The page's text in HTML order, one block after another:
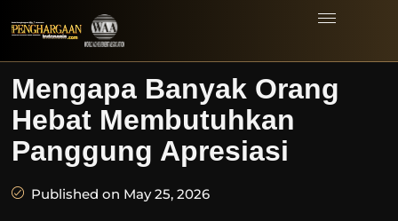
Mengapa Banyak Orang
Hebat Membutuhkan
Panggung Apresiasi
Published on May 25, 2026